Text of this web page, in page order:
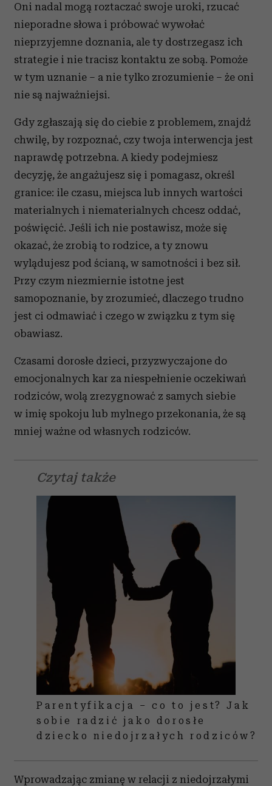
korzystania z ich usług.
Oni nadal mogą roztaczać swoje uroki, rzucać
nieporadne słowa i próbować wywołać
nieprzyjemne doznania, ale ty dostrzegasz ich
strategie i nie tracisz kontaktu ze sobą. Pomoże
w tym uznanie – a nie tylko zrozumienie – że oni
nie są najważniejsi.
Gdy zgłaszają się do ciebie z problemem, znajdź
chwilę, by rozpoznać, czy twoja interwencja jest
naprawdę potrzebna. A kiedy podejmiesz
decyzję, że angażujesz się i pomagasz, określ
granice: ile czasu, miejsca lub innych wartości
materialnych i niematerialnych chcesz oddać,
poświęcić. Jeśli ich nie postawisz, może się
okazać, że zrobią to rodzice, a ty znowu
wylądujesz pod ścianą, w samotności i bez sił.
Przy czym niezmiernie istotne jest
samopoznanie, by zrozumieć, dlaczego trudno
jest ci odmawiać i czego w związku z tym się
obawiasz.
Czasami dorosłe dzieci, przyzwyczajone do
emocjonalnych kar za niespełnienie oczekiwań
rodziców, wolą zrezygnować z samych siebie
w imię spokoju lub mylnego przekonania, że są
mniej ważne od własnych rodziców.
Czytaj także
Parentyfikacja – co to jest? Jak
sobie radzić jako dorosłe
dziecko niedojrzałych rodziców?
Wprowadzając zmianę w relacji z niedojrzałymi